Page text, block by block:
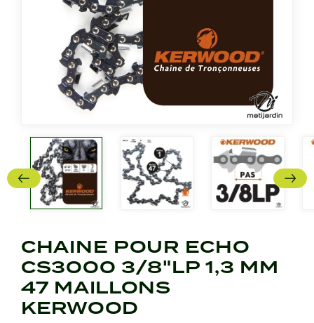
CHAINE POUR ECHO
CS3000 3/8"LP 1,3 MM
47 MAILLONS
KERWOOD